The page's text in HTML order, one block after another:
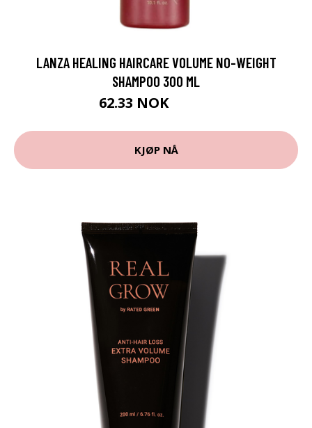
LANZA HEALING HAIRCARE VOLUME NO-WEIGHT
SHAMPOO 300 ML
62.33 NOK
KJØP NÅ